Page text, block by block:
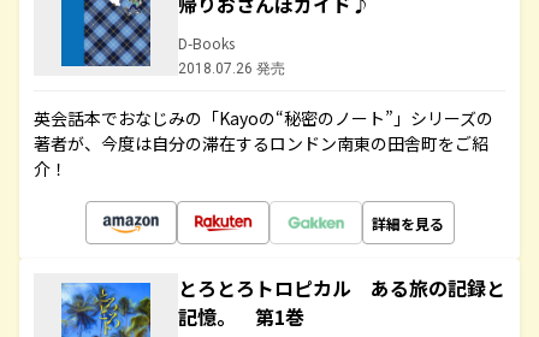
D-Books
2018.07.26 発売
英会話本でおなじみの「Kayoの“秘密のノート”」シリーズの
著者が、今度は自分の滞在するロンドン南東の田舎町をご紹
介！
詳細を見る
とろとろトロピカル ある旅の記録と
記憶。 第1巻